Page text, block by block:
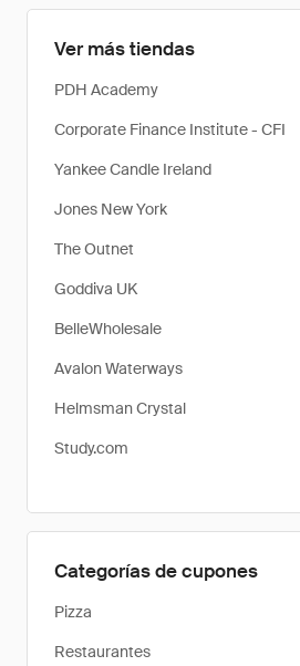
Ver más tiendas
PDH Academy
Corporate Finance Institute - CFI
Yankee Candle Ireland
Jones New York
The Outnet
Goddiva UK
BelleWholesale
Avalon Waterways
Helmsman Crystal
Study.com
Categorías de cupones
Pizza
Restaurantes